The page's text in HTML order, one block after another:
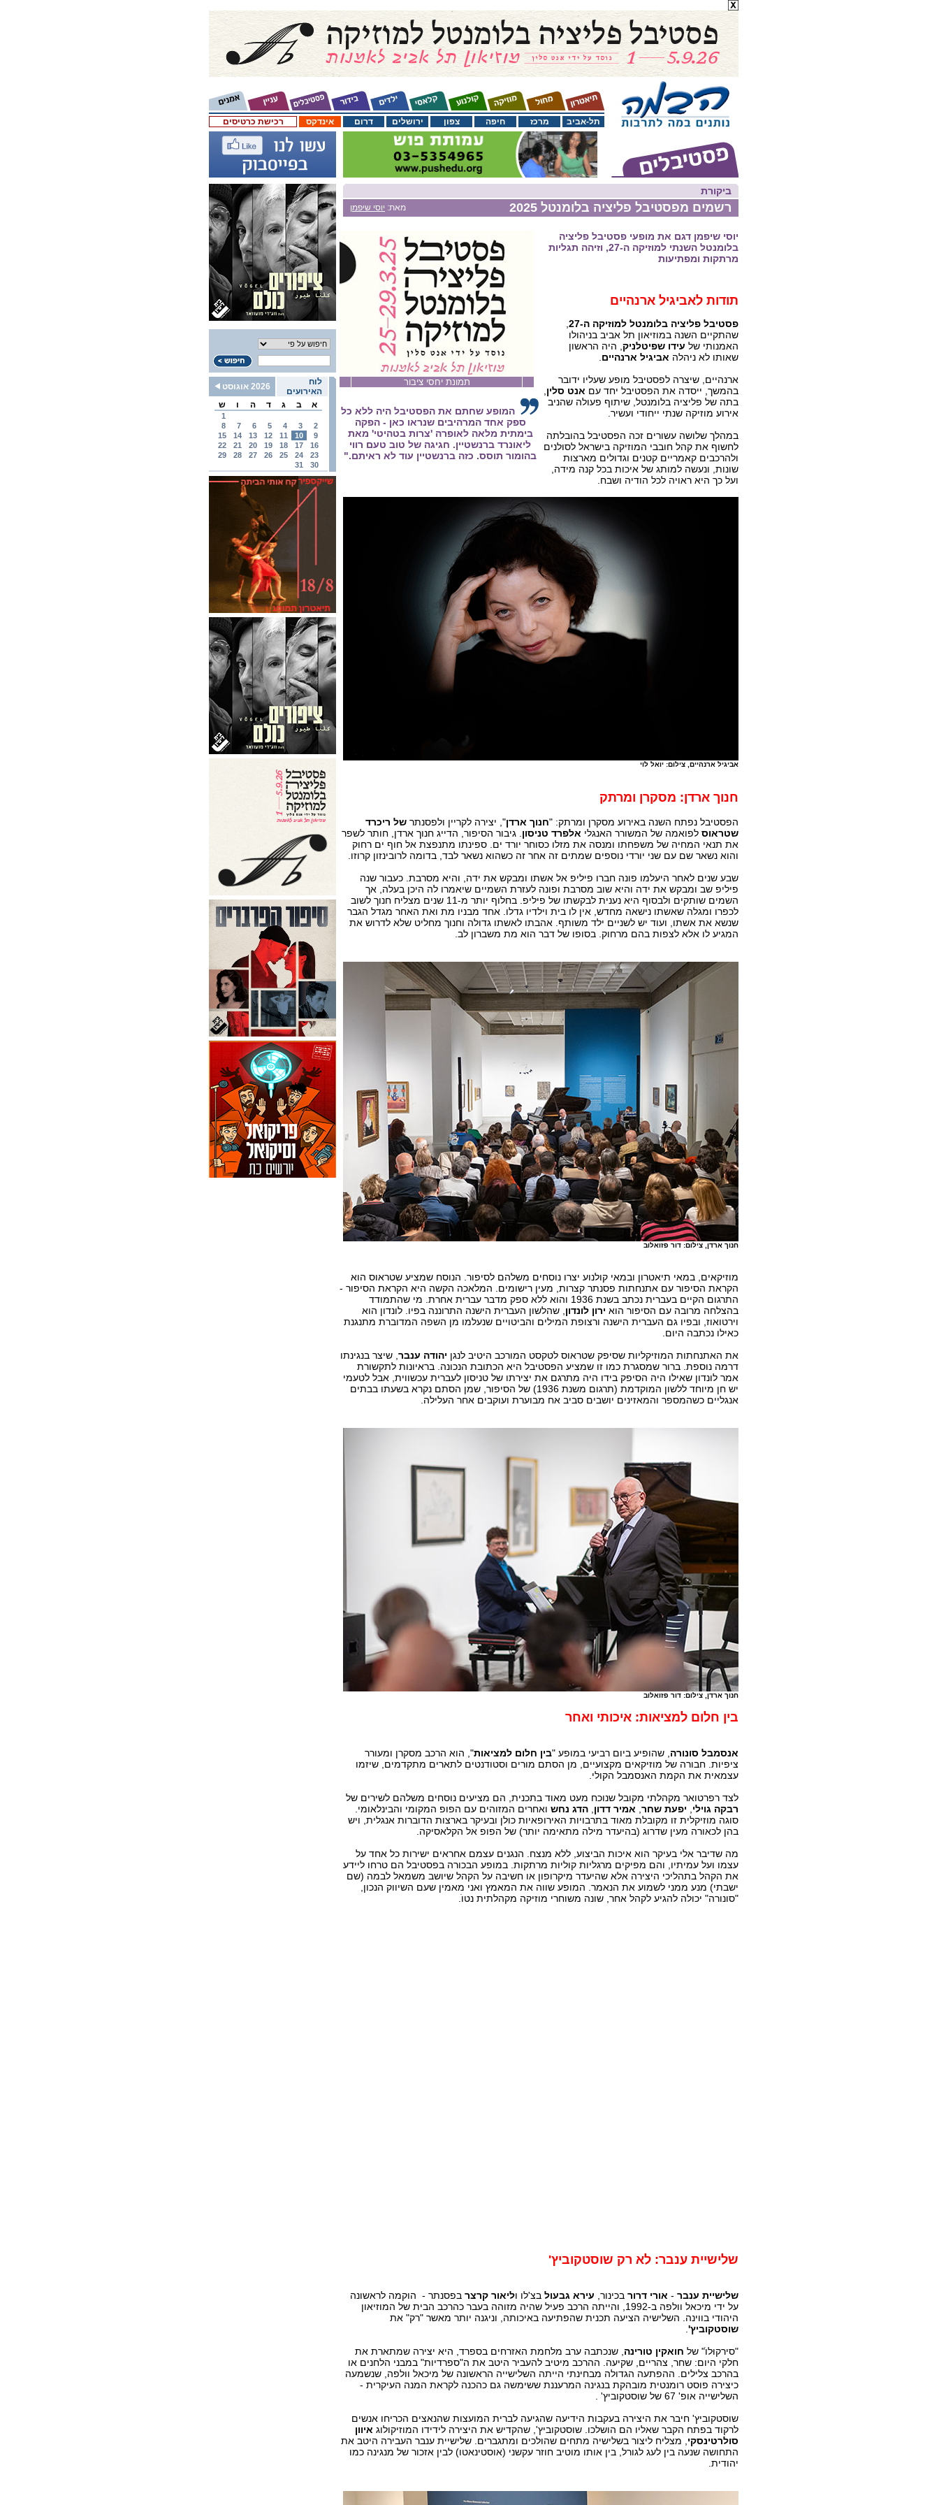
רכישת כרטיסים אינדקס דרום ירושלים צפון חיפה מרכז תל-אביב
לוח
האירועים
2026 אוגוסט
א
ב ג ד ה ו ש
1
2
3
4
5
6
7
8
9
10
11
12
13
14
15
16
17
18
19
20
21
22
23
24
25
26
27
28
29
30
31
ביקורת
מאת: יוסי שיפמן רשמים מפסטיבל פליציה בלומנטל 2025
תמונת יחסי ציבור
המופע שחתם את הפסטיבל היה ללא כל
ספק אחד המרהיבים שנראו כאן - הפקה
בימתית מלאה לאופרה 'צרות בטהיטי' מאת
ליאונרד ברנשטיין. חגיגה של טוב טעם רווי
בהומור תוסס. כזה ברנשטיין עוד לא ראיתם."
יוסי שיפמן דגם את מופעי פסטיבל פליציה
בלומנטל השנתי למוזיקה ה-27, וזיהה תגליות
מרתקות ומפתיעות
תודות לאביגיל ארנהיים
פסטיבל פליציה בלומנטל למוזיקה ה-27
שהתקיים השנה במוזיאון תל אביב בניהולו
האמנותי של עידו שפיטלניק , היה הראשון
שאותו לא ניהלה אביגיל ארנהיים
ארנהיים, שיצרה לפסטיבל מופע שעליו ידובר
בהמשך, ייסדה את הפסטיבל יחד עם אנט סלין
בתה של פליציה בלומנטל, שיתוף פעולה שהניב
אירוע מוזיקה שנתי ייחודי ועשיר.
במהלך שלושה עשורים זכה הפסטיבל בהובלתה
לחשוף את קהל חובבי המוזיקה בישראל לסולנים
ולהרכבים קאמריים קטנים וגדולים מארצות
שונות, ונעשה למותג של איכות בכל קנה מידה,
ועל כך היא ראויה לכל הודיה ושבח.
אביגיל ארנהיים, צילום: יואל לוי
חנוך ארדן: מסקרן ומרתק
הפסטיבל נפתח השנה באירוע מסקרן ומרתק: "חנוך ארדן", יצירה לקריין ולפסנתר של ריכרד
שטראוס לפואמה של המשורר האנגלי אלפרד טניסון . גיבור הסיפור, הדייג חנוך ארדן, חותר לשפר
את תנאי המחיה של משפחתו ומנסה את מזלו כסוחר יורד ים. ספינתו מתנפצת אל חוף ים רחוק
והוא נשאר שם עם שני יורדי נוספים שמתים זה אחר זה כשהוא נשאר לבד, בדומה לרובינזון קרוזו.
שבע שנים לאחר היעלמו פונה חברו פיליפ אל אשתו ומבקש את ידה, והיא מסרבת. כעבור שנה
פיליפ שב ומבקש את ידה והיא שוב מסרבת ופונה לעזרת השמיים שיאמרו לה היכן בעלה, אך
השמים שותקים ולבסוף היא נענית לבקשתו של פיליפ. בחלוף יותר מ-11 שנים מצליח חנוך לשוב
לכפרו ומגלה שאשתו נישאה מחדש, אין לו בית וילדיו גדלו. אחד מבניו מת ואת האחר מגדל הגבר
שנשא את אשתו, ועוד יש לשניים ילד משותף. אהבתו לאשתו גדולה וחנוך מחליט שלא לדרוש את
המגיע לו אלא לצפות בהם מרחוק. בסופו של דבר הוא מת משברון לב.
חנוך ארדן, צילום: דור פזואלוב
מוזיקאים, במאי תיאטרון ובמאי קולנוע יצרו נוסחים משלהם לסיפור. הנוסח שמציע שטראוס הוא
הקראת הסיפור עם אתנחתות פסנתר קצרות, מעין רישומים. המלאכה הקשה היא הקראת הסיפור -
התרגום הקיים בעברית נכתב בשנת 1936 והוא ללא ספק מדבר עברית אחרת. מי שהתמודד
בהצלחה מרובה עם הסיפור הוא ירון לונדון , שהלשון העברית הישנה התרוננה בפיו. לונדון הוא
וירטואוז, ובפיו גם העברית הישנה ורצופת המילים והביטויים שנעלמו מן השפה המדוברת מתנגנת
כאילו נכתבה היום.
את האתנחתות המוזיקליות שסיפק שטראוס לטקסט המורכב היטיב לנגן יהודה ענבר , שיצר בנגינתו
דרמה נוספת. ברור שמסגרת כמו זו שמציע הפסטיבל היא הכתובת הנכונה. בראיונות לתקשורת
אמר לונדון שאילו היה הסיפק בידו היה מתרגם את יצירתו של טניסון לעברית עכשווית, אבל לטעמי
יש חן מיוחד ללשון המוקדמת (תרגום משנת 1936) של הסיפור, שמן הסתם נקרא בשעתו בבתים
אנגליים כשהמספר והמאזינים יושבים סביב אח מבוערת ועוקבים אחר העלילה.
חנוך ארדן, צילום: דור פזואלוב
בין חלום למציאות: איכותי ואחר
אנסמבל סונורה , שהופיע ביום רביעי במופע "בין חלום למציאות", הוא הרכב מסקרן ומעורר
ציפיות. חבורה של מוזיקאים מקצועיים, מן הסתם מורים וסטודנטים לתארים מתקדמים, שיזמו
עצמאית את הקמת האנסמבל הקולי.
לצד רפרטואר מקהלתי מקובל שנוכח מעט מאוד בתכנית, הם מציעים נוסחים משלהם לשירים של
רבקה גוילי
יפעת שחר אמיר דדון הדג נחש ואחרים המזוהים עם הפופ המקומי והבינלאומי.
סוגה מוזיקלית זו מקובלת מאוד בתרבויות האירופאיות כולן ובעיקר בארצות הדוברות אנגלית, ויש
בהן לכאורה מעין שדרוג (בהיעדר מילה מתאימה יותר) של הפופ אל הקלאסיקה.
מה שדיבר אלי בעיקר הוא איכות הביצוע, ללא מנצח. הנגנים עצמם אחראים ישירות כל אחד על
עצמו ועל עמיתיו, והם מפיקים מרגליות קוליות מרתקות. במופע הבכורה בפסטיבל הם טרחו ליידע
את הקהל בתהליכי היצירה אלא שהיעדר מיקרופון או חשיבה על הקהל שיושב משמאל לבמה (שם
ישבתי) מנע ממני לשמוע את הנאמר. המופע שווה את המאמץ ואני מאמין שעם השיווק הנכון,
"סונורה" יכולה להגיע לקהל אחר, שונה משוחרי מוזיקה מקהלתית נטוֺ.
שלישיית ענבר: לא רק שוסטקוביץ'
שלישיית ענבר - אורי דרור בכינור, עירא גבעול בצ'לו וליאור קרצר בפסנתר - הוקמה לראשונה
על ידי מיכאל וולפה ב-1992, והייתה הרכב פעיל שהיה מזוהה בעבר כהרכב הבית של המוזיאון
היהודי בווינה. השלישיה הציעה תכנית שהפתיעה באיכותה, וניגנה יותר מאשר "רק" את
שוסטקוביץ'
"סירקוּלוֺ" של חואקין טורינה , שנכתבה ערב מלחמת האזרחים בספרד, היא יצירה שמתארת את
חלקי היום: שחר, צהריים, שקיעה. ההרכב מיטיב להעביר היטב את ה"ספרדיות" במבני הלחנים או
בהרכב צלילים. ההפתעה הגדולה מבחינתי הייתה השלישייה הראשונה של מיכאל וולפה, שנשמעה
כיצירה פוסט רומנטית מובהקת בנגינה המרעננת ששימשה גם כהכנה לקראת המנה העיקרית -
השלישייה אופ' 67 של שוסטקוביץ' .
שוסטקוביץ' חיבר את היצירה בעקבות הידיעה שהגיעה לברית המועצות שהנאצים הכריחו אנשים
לרקוד בפתח הקבר שאליו הם הושלכו. שוסטקוביץ', שהקדיש את היצירה לידידו המוזיקולוג איוון
סולרטינסקי , מצליח ליצור בשלישיה מתחים שהולכים ומתגברים. שלישיית ענבר העבירה היטב את
התחושה שנעה בין לעג לגורל, בין אותו מוטיב חוזר עקשני (אוסטינאטו) לבין אזכור של מנגינה כמו
יהודית.